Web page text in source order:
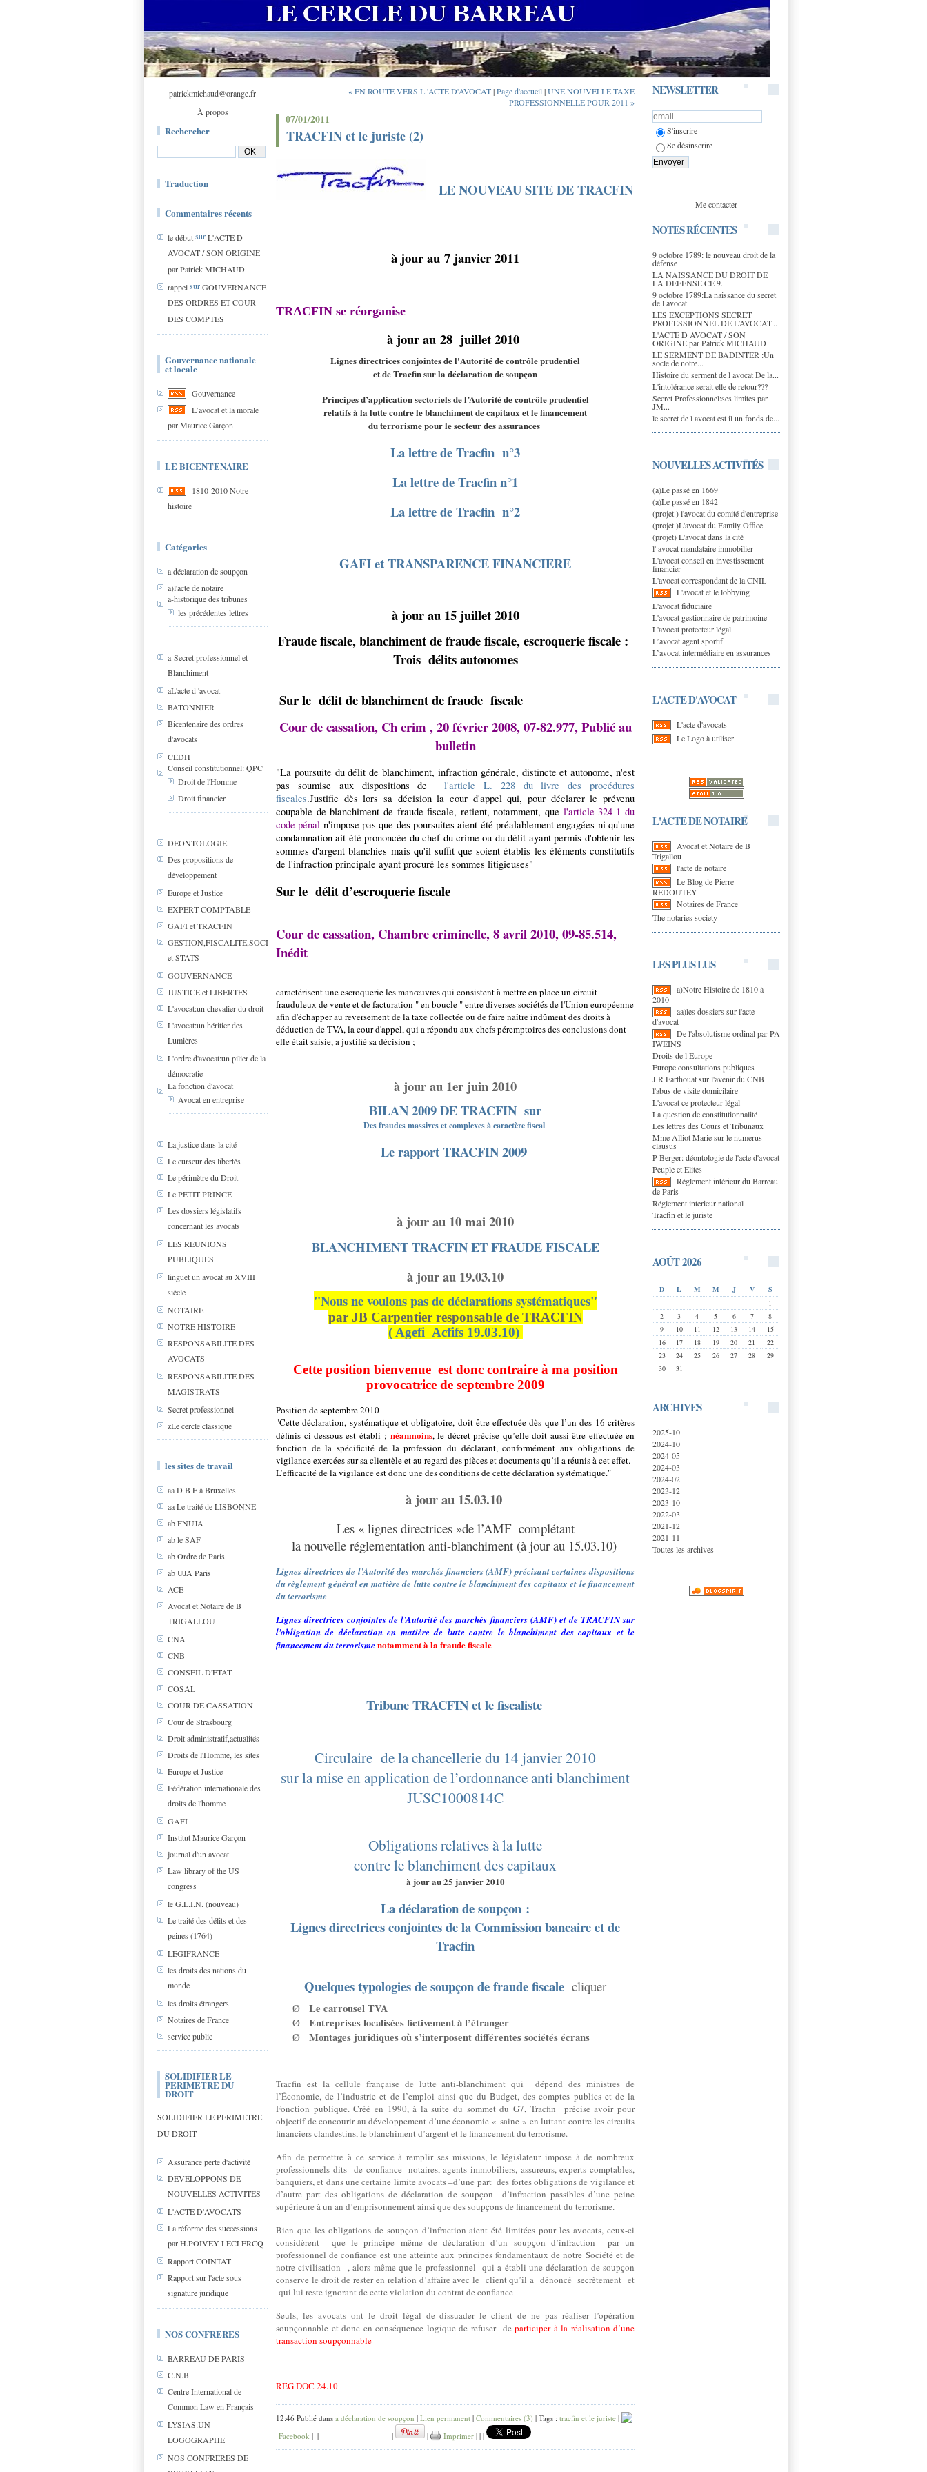
patrickmichaud@orange.fr
À propos
Rechercher
Traduction
Commentaires récents
le débutsurL'ACTE D
AVOCAT / SON ORIGINE
par Patrick MICHAUD
rappelsurGOUVERNANCE
DES ORDRES ET COUR
DES COMPTES
Gouvernance nationale
et locale
Gouvernance
L’avocat et la morale
par Maurice Garçon
LE BICENTENAIRE
1810-2010 Notre
histoire
Catégories
a déclaration de soupçon
a)l'acte de notaire
a-historique des tribunes
les précédentes lettres
a-Secret professionnel et
Blanchiment
aL'acte d 'avocat
BATONNIER
Bicentenaire des ordres
d'avocats
CEDH
Conseil constitutionnel: QPC
Droit de l'Homme
Droit financier
DEONTOLOGIE
Des propositions de
développement
Europe et Justice
EXPERT COMPTABLE
GAFI et TRACFIN
GESTION,FISCALITE,SOCIAL
et STATS
GOUVERNANCE
JUSTICE et LIBERTES
L'avocat:un chevalier du droit
L'avocat:un héritier des
Lumières
L'ordre d'avocat:un pilier de la
démocratie
La fonction d'avocat
Avocat en entreprise
La justice dans la cité
Le curseur des libertés
Le périmètre du Droit
Le PETIT PRINCE
Les dossiers législatifs
concernant les avocats
LES REUNIONS
PUBLIQUES
linguet un avocat au XVIII
siècle
NOTAIRE
NOTRE HISTOIRE
RESPONSABILITE DES
AVOCATS
RESPONSABILITE DES
MAGISTRATS
Secret professionnel
zLe cercle classique
les sites de travail
aa D B F à Bruxelles
aa Le traité de LISBONNE
ab FNUJA
ab le SAF
ab Ordre de Paris
ab UJA Paris
ACE
Avocat et Notaire de B
TRIGALLOU
CNA
CNB
CONSEIL D'ETAT
COSAL
COUR DE CASSATION
Cour de Strasbourg
Droit administratif,actualités
Droits de l'Homme, les sites
Europe et Justice
Fédération internationale des
droits de l'homme
GAFI
Institut Maurice Garçon
journal d'un avocat
Law library of the US
congress
le G.L.I.N. (nouveau)
Le traité des délits et des
peines (1764)
LEGIFRANCE
les droits des nations du
monde
les droits étrangers
Notaires de France
service public
SOLIDIFIER LE
PERIMETRE DU
DROIT
SOLIDIFIER LE PERIMETRE
DU DROIT
Assurance perte d'activité
DEVELOPPONS DE
NOUVELLES ACTIVITES
L'ACTE D'AVOCATS
La réforme des successions
par H.POIVEY LECLERCQ
Rapport COINTAT
Rapport sur l'acte sous
signature juridique
NOS CONFRERES
BARREAU DE PARIS
C.N.B.
Centre International de
Common Law en Français
LYSIAS:UN
LOGOGRAPHE
NOS CONFRERES DE
NEWSLETTER
S'inscrire
Se désinscrire
Me contacter
NOTES RÉCENTES
9 octobre 1789: le nouveau droit de la
défense
LA NAISSANCE DU DROIT DE
LA DEFENSE CE 9...
9 octobre 1789:La naissance du secret
de l avocat
LES EXCEPTIONS SECRET
PROFESSIONNEL DE L’AVOCAT...
L'ACTE D AVOCAT / SON
ORIGINE par Patrick MICHAUD
LE SERMENT DE BADINTER :Un
socle de notre...
Histoire du serment de l avocat De la...
L'intolérance serait elle de retour???
Secret Professionnel:ses limites par
JM...
le secret de l avocat est il un fonds de...
NOUVELLES ACTIVITÉS
(a)Le passé en 1669
(a)Le passé en 1842
(projet ) l'avocat du comité d'entreprise
(projet )L'avocat du Family Office
(projet) L'avocat dans la cité
l' avocat mandataire immobilier
L'avocat conseil en investissement
financier
L'avocat correspondant de la CNIL
L'avocat et le lobbying
L'avocat fiduciaire
L'avocat gestionnaire de patrimoine
L'avocat protecteur légal
L’avocat agent sportif
L’avocat intermédiaire en assurances
L'ACTE D'AVOCAT
L'acte d'avocats
Le Logo à utiliser
L'ACTE DE NOTAIRE
Avocat et Notaire de B
Trigallou
l'acte de notaire
Le Blog de Pierre
REDOUTEY
Notaires de France
The notaries society
LES PLUS LUS
a)Notre Histoire de 1810 à
2010
aa)les dossiers sur l'acte
d'avocat
De l'absolutisme ordinal par PA
IWEINS
Droits de l Europe
Europe consultations publiques
J R Farthouat sur l'avenir du CNB
l'abus de visite domicilaire
L'avocat ce protecteur légal
La question de constitutionnalité
Les lettres des Cours et Tribunaux
Mme Alliot Marie sur le numerus
clausus
P Berger: déontologie de l'acte d'avocat
Peuple et Elites
Réglement intérieur du Barreau
de Paris
Réglement interieur national
Tracfin et le juriste
AOÛT 2026
D L M M J V
S
1
2
3 4 5 6 7
8
9
10 11 12 13 14
15
16
17 18 19 20 21
22
23
24 25 26 27 28
29
30
31
ARCHIVES
2025-10
2024-10
2024-05
2024-03
2024-02
2023-12
2023-10
2022-03
2021-12
2021-11
Toutes les archives
« EN ROUTE VERS L 'ACTE D'AVOCAT|Page d'accueil|UNE NOUVELLE TAXE
PROFESSIONNELLE POUR 2011 »
07/01/2011
TRACFIN et le juriste (2)
LE NOUVEAU SITE DE TRACFIN
à jour au 7 janvier 2011
TRACFIN se réorganise
à jour au 28 juillet 2010
Lignes directrices conjointes de l'Autorité de contrôle prudentiel
et de Tracfin sur la déclaration de soupçon
Principes d’application sectoriels de l’Autorité de contrôle prudentiel
relatifs à la lutte contre le blanchiment de capitaux et le financement
du terrorisme pour le secteur des assurances
La lettre de Tracfin n°3
La lettre de Tracfin n°1
La lettre de Tracfin n°2
GAFI et TRANSPARENCE FINANCIERE
à jour au 15 juillet 2010
Fraude fiscale, blanchiment de fraude fiscale, escroquerie fiscale :
Trois délits autonomes
Sur le délit de blanchiment de fraude fiscale
Cour de cassation, Ch crim , 20 février 2008, 07-82.977, Publié au
bulletin
"La poursuite du délit de blanchiment, infraction générale, distincte et autonome, n'est
pas soumise aux dispositions de l'article L. 228 du livre des procédures
fiscales.Justifie dès lors sa décision la cour d'appel qui, pour déclarer le prévenu
coupable de blanchiment de fraude fiscale, retient, notamment, que l'article 324-1 du
code pénal n'impose pas que des poursuites aient été préalablement engagées ni qu'une
condamnation ait été prononcée du chef du crime ou du délit ayant permis d'obtenir les
sommes d'argent blanchies mais qu'il suffit que soient établis les éléments constitutifs
de l'infraction principale ayant procuré les sommes litigieuses"
Sur le délit d’escroquerie fiscale
Cour de cassation, Chambre criminelle, 8 avril 2010, 09-85.514,
Inédit
caractérisent une escroquerie les manœuvres qui consistent à mettre en place un circuit
frauduleux de vente et de facturation " en boucle " entre diverses sociétés de l'Union européenne
afin d'échapper au reversement de la taxe collectée ou de faire naître indûment des droits à
déduction de TVA, la cour d'appel, qui a répondu aux chefs péremptoires des conclusions dont
elle était saisie, a justifié sa décision ;
à jour au 1er juin 2010
BILAN 2009 DE TRACFIN sur
Des fraudes massives et complexes à caractère fiscal
Le rapport TRACFIN 2009
à jour au 10 mai 2010
BLANCHIMENT TRACFIN ET FRAUDE FISCALE
à jour au 19.03.10
"Nous ne voulons pas de déclarations systématiques"
par JB Carpentier responsable de TRACFIN
( Agefi Acfifs 19.03.10)
Cette position bienvenue est donc contraire à ma position
provocatrice de septembre 2009
Position de septembre 2010
"Cette déclaration, systématique et obligatoire, doit être effectuée dès que l’un des 16 critères
définis ci-dessous est établi ; néanmoins, le décret précise qu’elle doit aussi être effectuée en
fonction de la spécificité de la profession du déclarant, conformément aux obligations de
vigilance exercées sur sa clientèle et au regard des pièces et documents qu’il a réunis à cet effet.
L’efficacité de la vigilance est donc une des conditions de cette déclaration systématique."
à jour au 15.03.10
Les « lignes directrices »de l’AMF complétant
la nouvelle réglementation anti-blanchiment (à jour au 15.03.10)
Lignes directrices de l’Autorité des marchés financiers (AMF) précisant certaines dispositions
du règlement général en matière de lutte contre le blanchiment des capitaux et le financement
du terrorisme
Lignes directrices conjointes de l’Autorité des marchés financiers (AMF) et de TRACFIN sur
l’obligation de déclaration en matière de lutte contre le blanchiment des capitaux et le
financement du terrorisme notamment à la fraude fiscale
Tribune TRACFIN et le fiscaliste
Circulaire de la chancellerie du 14 janvier 2010
sur la mise en application de l’ordonnance anti blanchiment
JUSC1000814C
Obligations relatives à la lutte
contre le blanchiment des capitaux
à jour au 25 janvier 2010
La déclaration de soupçon :
Lignes directrices conjointes de la Commission bancaire et de
Tracfin
Quelques typologies de soupçon de fraude fiscale cliquer
Ø Le carrousel TVA
Ø Entreprises localisées fictivement à l’étranger
Ø Montages juridiques où s’interposent différentes sociétés écrans
Tracfin est la cellule française de lutte anti-blanchiment qui
dépend des ministres de
l’Économie, de l’industrie et de l’emploi ainsi que du Budget, des comptes publics et de la
Fonction publique. Créé en 1990, à la suite du sommet du G7, Tracfin précise avoir pour
objectif de concourir au développement d’une économie « saine » en luttant contre les circuits
financiers clandestins, le blanchiment d’argent et le financement du terrorisme.
Afin de permettre à ce service à remplir ses missions, le législateur impose à de nombreux
professionnels dits de confiance -notaires, agents immobiliers, assureurs, experts comptables,
banquiers, et dans une certaine limite avocats –d’une part des fortes obligations de vigilance et
d’autre part des obligations de déclaration de soupçon
d’infraction passibles d’une peine
supérieure à un an d’emprisonnement ainsi que des soupçons de financement du terrorisme.
Bien que les obligations de soupçon d’infraction aient été limitées pour les avocats, ceux-ci
considèrent
que le principe même de déclaration d’un soupçon d’infraction
par un
professionnel de confiance est une atteinte aux principes fondamentaux de notre Société et de
notre civilisation
, alors même que le professionnel qui a établi une déclaration de soupçon
conserve le droit de rester en relation d’affaire avec le client qu’il a dénoncé secrètement et
qui lui reste ignorant de cette violation du contrat de confiance
Seuls, les avocats ont le droit légal de dissuader le client de ne pas réaliser l’opération
soupçonnable et donc en conséquence logique de refuser de participer à la réalisation d’une
transaction soupçonnable
REG DOC 24.10
12:46 Publié dans a déclaration de soupçon | Lien permanent | Commentaires (3) | Tags : tracfin et le juriste |
Facebook | | | | Imprimer | | |